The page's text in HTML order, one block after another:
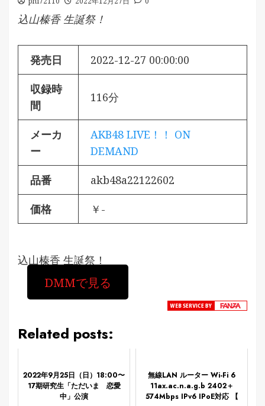
込山榛香 生誕祭！
発売日 2022-12-27 00:00:00
収録時
間
116分
メーカ
ー
AKB48 LIVE！！ ON
DEMAND
品番 akb48a22122602
価格 ￥-
込山榛香 生誕祭！
DMMで見る
Related posts:
2022年9月25日（日）18:00〜
17期研究生「ただいま 恋愛
中」公演
無線LAN ルーター Wi-Fi 6
11ax.ac.n.a.g.b 2402＋
574Mbps IPv6 IPoE対応 【